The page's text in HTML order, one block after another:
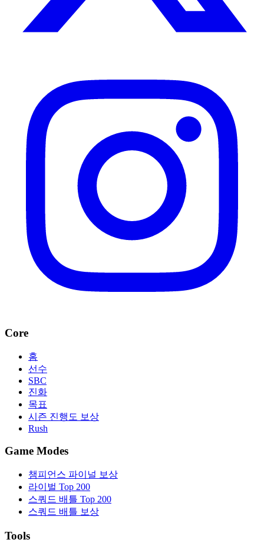
Core
홈
선수
SBC
진화
목표
시즌 진행도 보상
Rush
Game Modes
챔피언스 파이널 보상
라이벌 Top 200
스쿼드 배틀 Top 200
스쿼드 배틀 보상
Tools